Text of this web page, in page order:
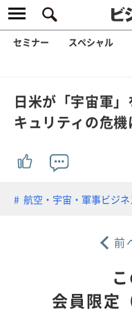
セミナー スペシャル
日米が「宇宙軍」
キュリティの危
航空・宇宙・軍事ビジネ
前
会員限定